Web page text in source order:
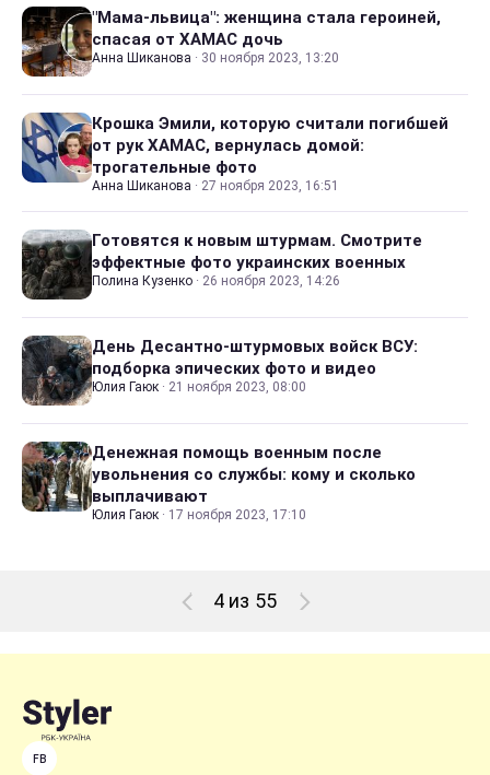
"Мама-львица": женщина стала героиней,
спасая от ХАМАС дочь
Анна Шиканова · 30 ноября 2023, 13:20
Крошка Эмили, которую считали погибшей
от рук ХАМАС, вернулась домой:
трогательные фото
Анна Шиканова · 27 ноября 2023, 16:51
Готовятся к новым штурмам. Смотрите
эффектные фото украинских военных
Полина Кузенко · 26 ноября 2023, 14:26
День Десантно-штурмовых войск ВСУ:
подборка эпических фото и видео
Юлия Гаюк · 21 ноября 2023, 08:00
Денежная помощь военным после
увольнения со службы: кому и сколько
выплачивают
Юлия Гаюк · 17 ноября 2023, 17:10
4 из 55
FB